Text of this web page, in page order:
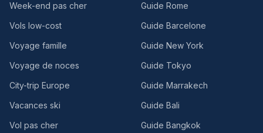
Week-end pas cher
Vols low-cost
Voyage famille
Voyage de noces
City-trip Europe
Vacances ski
Vol pas cher
Guide Rome
Guide Barcelone
Guide New York
Guide Tokyo
Guide Marrakech
Guide Bali
Guide Bangkok